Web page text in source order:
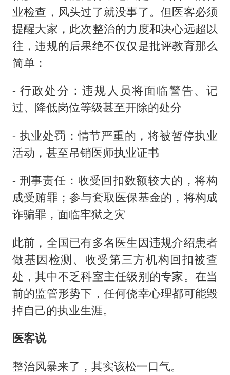
业检查，风头过了就没事了。但医客必须
提醒大家，此次整治的力度和决心远超以
往，违规的后果绝不仅仅是批评教育那么
简单：
- 行政处分：违规人员将面临警告、记
过、降低岗位等级甚至开除的处分
- 执业处罚：情节严重的，将被暂停执业
活动，甚至吊销医师执业证书
- 刑事责任：收受回扣数额较大的，将构
成受贿罪；参与套取医保基金的，将构成
诈骗罪，面临牢狱之灾
此前，全国已有多名医生因违规介绍患者
做基因检测、收受第三方机构回扣被查
处，其中不乏科室主任级别的专家。在当
前的监管形势下，任何侥幸心理都可能毁
掉自己的执业生涯。
医客说
整治风暴来了，其实该松一口气。